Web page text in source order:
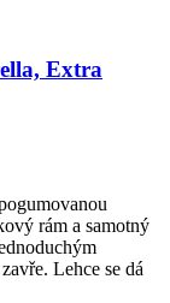
Extra
rám a samotný
Lehce se dá